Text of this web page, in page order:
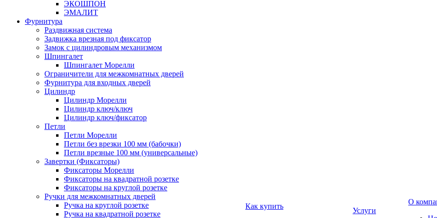
ЭКОШПОН
ЭМАЛИТ
Фурнитура
Раздвижная система
Задвижка врезная под фиксатор
Замок с цилиндровым механизмом
Шпингалет
Шпингалет Морелли
Ограничители для межкомнатных дверей
Фурнитура для входных дверей
Цилиндр
Цилиндр Морелли
Цилиндр ключ/ключ
Цилиндр ключ/фиксатор
Петли
Петли Морелли
Петли без врезки 100 мм (бабочки)
Петли врезные 100 мм (универсальные)
Завертки (Фиксаторы)
Фиксаторы Морелли
Фиксаторы на квадратной розетке
Фиксаторы на круглой розетке
Ручки для межкомнатных дверей
Ручка на круглой розетке
Ручка на квадратной розетке
Как купить
Услуги
О